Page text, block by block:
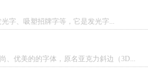
字、吸塑招牌字等，它是发光字...
、优美的的字体，原名亚克力斜边（3D...